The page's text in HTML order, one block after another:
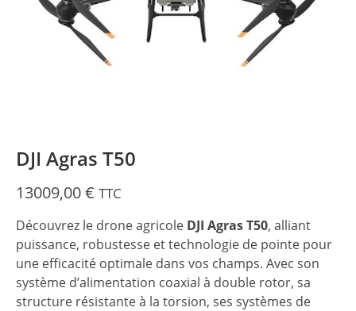
DJI Agras T50
13009,00€ TTC
Découvrez le drone agricole DJI Agras T50, alliant
puissance, robustesse et technologie de pointe pour
une efficacité optimale dans vos champs. Avec son
système d’alimentation coaxial à double rotor, sa
structure résistante à la torsion, ses systèmes de